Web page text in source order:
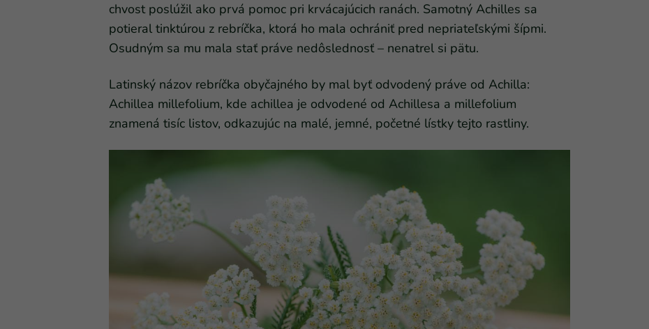
chvost poslúžil ako prvá pomoc pri krvácajúcich ranách. Samotný Achilles sa
potieral tinktúrou z rebríčka, ktorá ho mala ochrániť pred nepriateľskými šípmi.
Osudným sa mu mala stať práve nedôslednosť – nenatrel si pätu.
Latinský názov rebríčka obyčajného by mal byť odvodený práve od Achilla:
Achillea millefolium, kde achillea je odvodené od Achillesa a millefolium
znamená tisíc listov, odkazujúc na malé, jemné, početné lístky tejto rastliny.